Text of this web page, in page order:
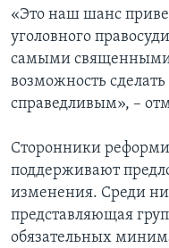
«Это наш шанс
уголовного
самыми священными
возможность
справедливым», –
Сторонники
поддерживают
изменения. Среди
представляющая
обязательных